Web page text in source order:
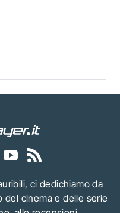
ci dedichiamo da
del cinema e delle serie